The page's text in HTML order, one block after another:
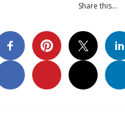
Share this…